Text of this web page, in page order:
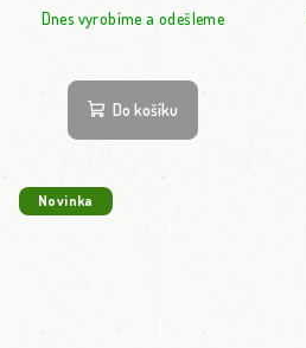
Dnes vyrobíme a odešleme
Do košíku
Novinka